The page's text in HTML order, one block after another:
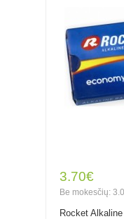
3.70€
Be mokesčių:
Rocket